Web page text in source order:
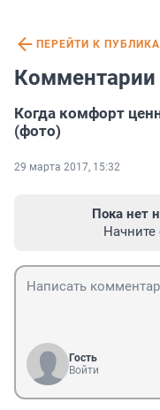
ПЕРЕЙТИ К
Комментарии
Когда комфорт
(фото)
29 марта 2017, 15:32
Пока нет
Гость
Войти